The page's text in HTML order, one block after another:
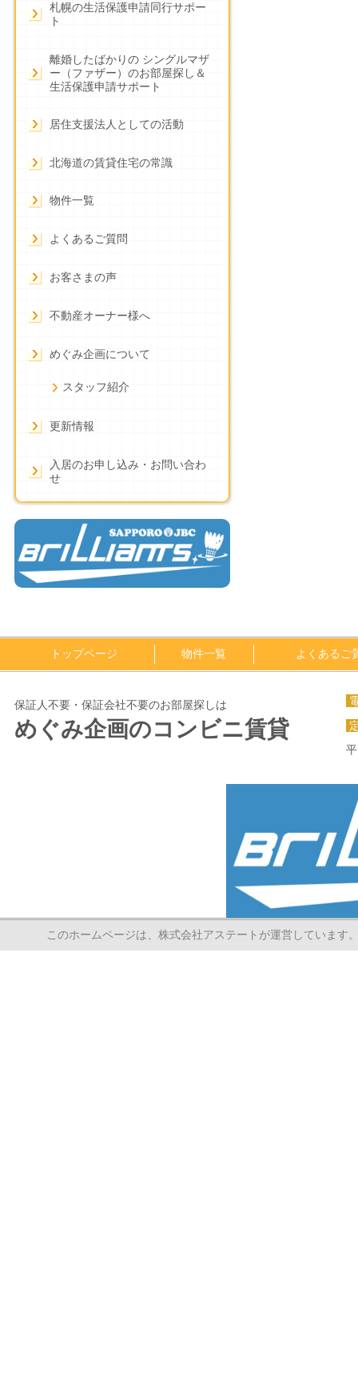
札幌の生活保護申請同行サポー
ト
離婚したばかりの シングルマザ
ー（ファザー）のお部屋探し＆
生活保護申請サポート
居住支援法人としての活動
北海道の賃貸住宅の常識
物件一覧
よくあるご質問
お客さまの声
不動産オーナー様へ
めぐみ企画について
スタッフ紹介
更新情報
入居のお申し込み・お問い合わ
せ
トップページ 物件一覧 よくあるご
保証人不要・保証会社不要のお部屋探しは
めぐみ企画のコンビニ賃貸
このホームページは、株式会社アステートが運営していま